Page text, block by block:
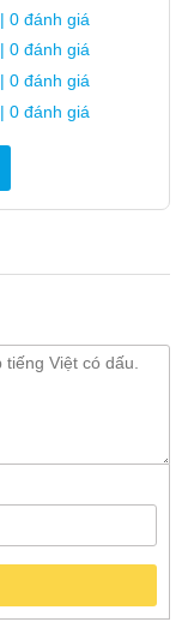
| 0 đánh giá
| 0 đánh giá
| 0 đánh giá
| 0 đánh giá